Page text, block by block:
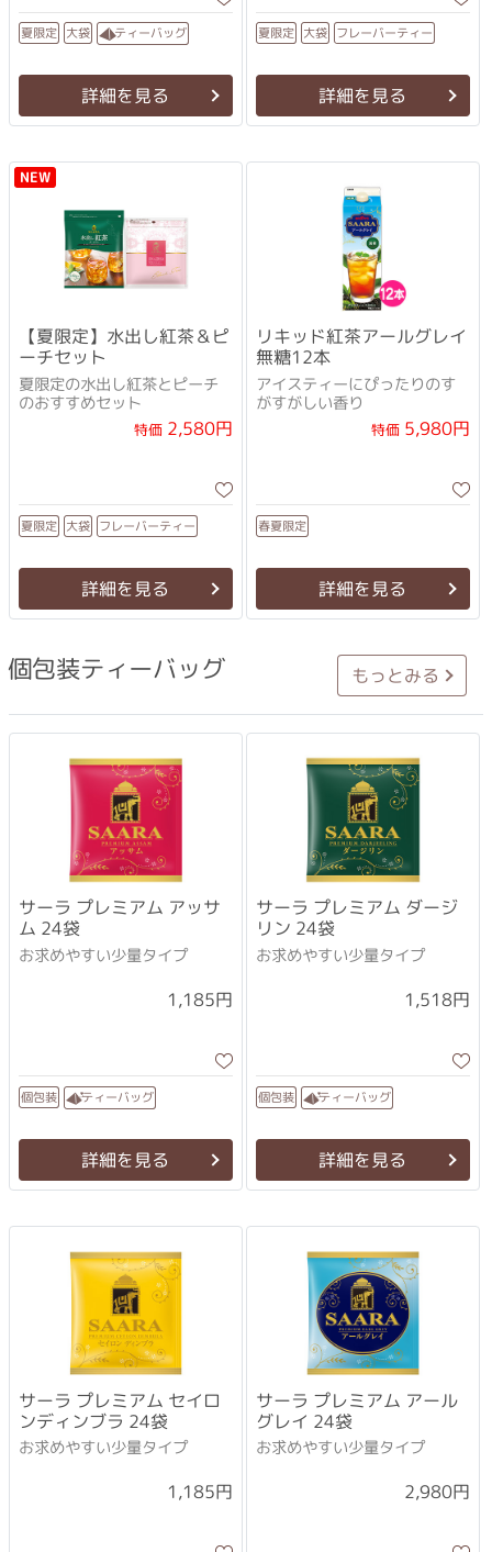
夏限定 大袋 ティーバッグ
詳細を見る
夏限定 大袋 フレーバーティー
詳細を見る
NEW
【夏限定】水出し紅茶＆ピ
ーチセット
夏限定の水出し紅茶とピーチ
のおすすめセット
特価2,580円
夏限定 大袋 フレーバーティー
詳細を見る
リキッド紅茶アールグレイ
無糖12本
アイスティーにぴったりのす
がすがしい香り
特価5,980円
春夏限定
詳細を見る
個包装ティーバッグ もっとみる
サーラ プレミアム アッサ
ム 24袋
お求めやすい少量タイプ
1,185円
個包装 ティーバッグ
詳細を見る
サーラ プレミアム ダージ
リン 24袋
お求めやすい少量タイプ
1,518円
個包装 ティーバッグ
詳細を見る
サーラ プレミアム セイロ
ンディンブラ 24袋
お求めやすい少量タイプ
1,185円
サーラ プレミアム アール
グレイ 24袋
お求めやすい少量タイプ
2,980円